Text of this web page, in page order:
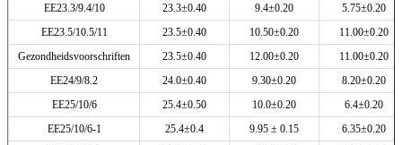
EE23.3/9.4/10
23.3±0.40 9.4±0.20
5.75±0.20
EE23.5/10.5/11
23.5±0.40 10.50±0.20
11.00±0.20
Gezondheidsvoorschriften
23.5±0.40 12.00±0.20
11.00±0.20
EE24/9/8.2
24.0±0.40 9.30±0.20
8.20±0.20
EE25/10/6
25.4±0.50 10.0±0.20
6.4±0.20
EE25/10/6-1
25.4±0.4 9.95 ± 0.15
6.35±0.20